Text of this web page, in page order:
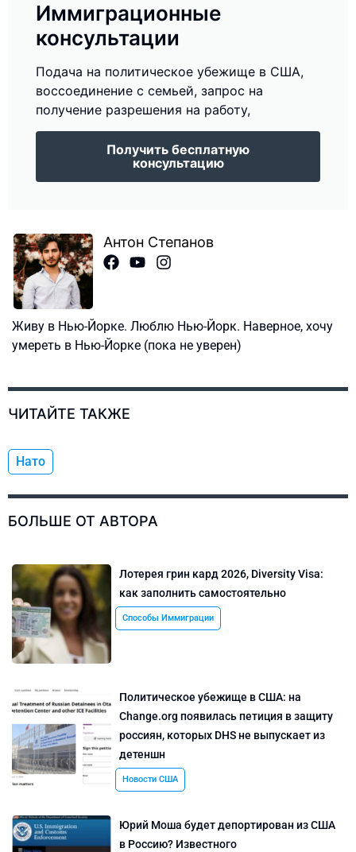
Иммиграционные
консультации
Подача на политическое убежище в США,
воссоединение с семьей, запрос на
получение разрешения на работу,
Получить бесплатную
консультацию
Антон Степанов
Живу в Нью-Йорке. Люблю Нью-Йорк. Наверное, хочу
умереть в Нью-Йорке (пока не уверен)
ЧИТАЙТЕ ТАКЖЕ
Нато
БОЛЬШЕ ОТ АВТОРА
Лотерея грин кард 2026, Diversity Visa:
как заполнить самостоятельно
Способы Иммиграции
Политическое убежище в США: на
Change.org появилась петиция в защиту
россиян, которых DHS не выпускает из
детеншн
Новости США
Юрий Моша будет депортирован из США
в Россию? Известного